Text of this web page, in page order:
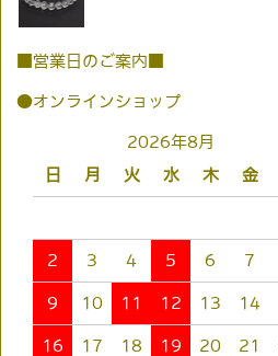
■営業日のご案内■
●オンラインショップ
2026年8月
日
月 火 水 木 金
2 3 4 5 6 7
9 10 11 12 13 14
16 17 18 19 20 21